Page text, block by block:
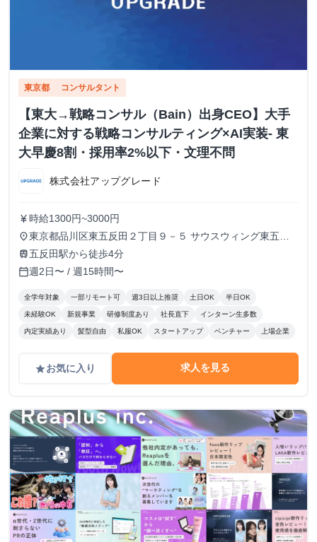
東京都 コンサルタント
【東大→戦略コンサル（Bain）出身CEO】大手
企業に対する戦略コンサルティング×AI実装- 東
大早慶8割・採用率2%以下・文理不問
株式会社アップグレード
currency_yen 時給1300円~3000円
place東京都品川区東五反田２丁目９－５ サウスウィング東五反
田５階
train 五反田駅から徒歩4分
calendar_today週2日〜 / 週15時間〜
全学年対象 一部リモート可 週3日以上推奨 土日OK 半日OK
未経験OK 新規事業 研修制度あり 社長直下 インターン生多数
内定実績あり 髪型自由 私服OK スタートアップ ベンチャー 上場企業
gradeお気に入り 求人を見る